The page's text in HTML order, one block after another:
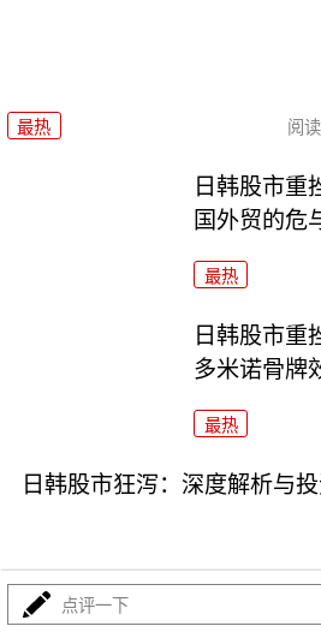
最热 阅读
日韩股市重
国外贸的危
最热
日韩股市重
多米诺骨牌
最热
日韩股市狂泻：深度解析与
点评一下